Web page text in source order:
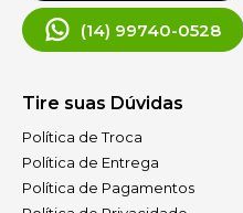
(14) 99740-0528
Tire suas Dúvidas
Política de Troca
Política de Entrega
Política de Pagamentos